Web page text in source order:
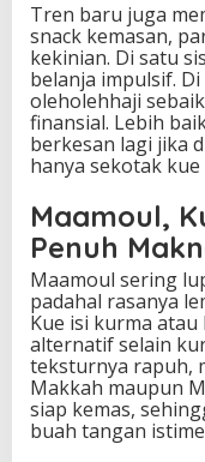
Tren baru juga
snack kemasan,
kekinian. Di satu
belanja impulsif.
oleholehhaji
finansial. Lebih
berkesan lagi jika
hanya sekotak
Maamoul,
Penuh
Maamoul sering
padahal rasanya
Kue isi kurma atau
alternatif selain
teksturnya rapuh,
Makkah maupun
siap kemas,
buah tangan